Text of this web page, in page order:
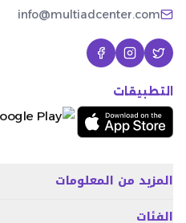
info@multiadcenter.com
التطبيقات
المزيد من المعلومات
الفئات